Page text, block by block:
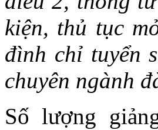
kiện, thủ tục
đình chỉ tuyển
chuyên ngành
Số lượng